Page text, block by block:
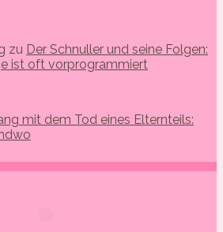
zu Der Schnuller und seine Folgen:
ist oft vorprogrammiert
mit dem Tod eines Elternteils: